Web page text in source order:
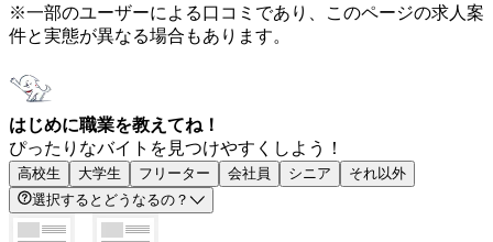
※一部のユーザーによる口コミであり、このページの求人案
件と実態が異なる場合もあります。
はじめに職業を教えてね！
ぴったりなバイトを見つけやすくしよう！
高校生 大学生 フリーター 会社員 シニア
それ以外
選択するとどうなるの？